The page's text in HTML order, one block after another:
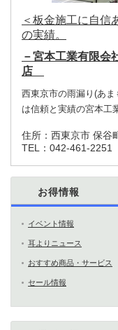
＜板金施工に自信
の実績。
－宮本工業有限
店
西東京市の雨漏り(あ
は信頼と実績の宮本工
住所： 西東京市 保谷
TEL： 042-461-2251
お得情報
イベント情報
耳よりニュース
おすすめ商品・サービス
セール情報